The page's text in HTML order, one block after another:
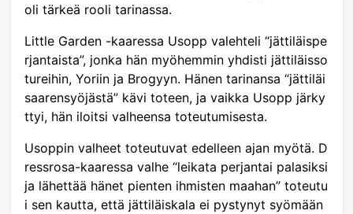
oli tärkeä rooli tarinassa.
Little Garden -kaaressa Usopp valehteli “jättiläispe
rjantaista”, jonka hän myöhemmin yhdisti jättiläisso
tureihin, Yoriin ja Brogyyn. Hänen tarinansa “jättiläi
saarensyöjästä” kävi toteen, ja vaikka Usopp järky
ttyi, hän iloitsi valheensa toteutumisesta.
Usoppin valheet toteutuvat edelleen ajan myötä. D
ressrosa-kaaressa valhe “leikata perjantai palasiksi
ja lähettää hänet pienten ihmisten maahan” toteutu
i sen kautta, että jättiläiskala ei pystynyt syömään